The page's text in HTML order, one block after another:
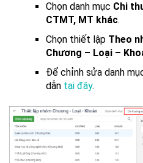
Chọn danh mục Chi
CTMT, MT khác.
Chọn thiết lập Theo
Chương – Loại –
Để chỉnh sửa danh
dẫn tại đây.